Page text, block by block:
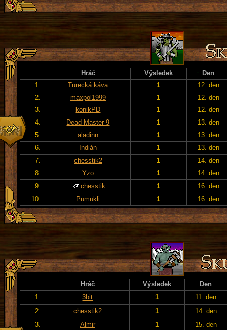
Hráč Výsledek
Den
1.
Turecká káva 1
12. den
2.
maxpol1999 1
12. den
3.
konikPD 1
12. den
4.
Dead Master 9 1
13. den
5.
aladinn 1
13. den
6.
Indián 1
13. den
7.
chesstik2 1
14. den
8.
Yzo 1
14. den
9.
chesstik 1
16. den
10.
Pumukli 1 16. den
Hráč Výsledek
Den
1.
3bit 1
11. den
2.
chesstik2 1
14. den
3.
Almir 1
15. den